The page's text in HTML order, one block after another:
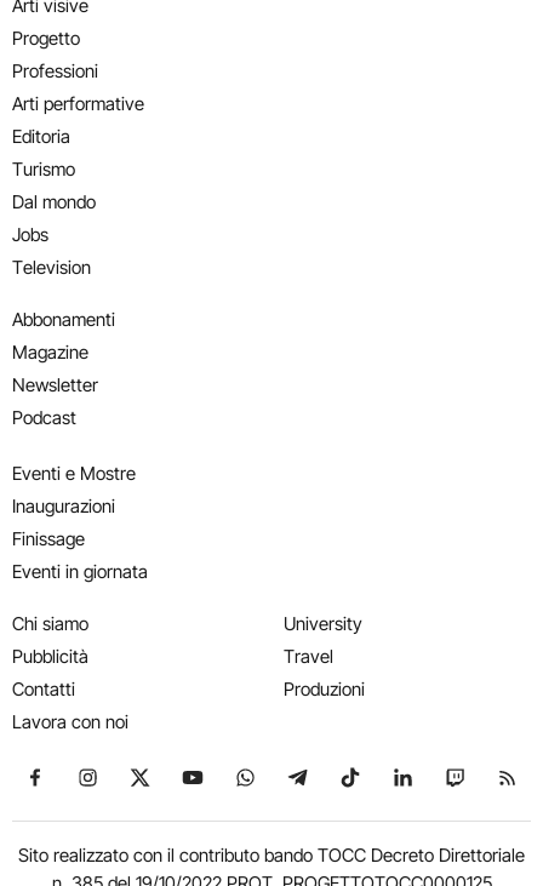
Arti visive
Progetto
Professioni
Arti performative
Editoria
Turismo
Dal mondo
Jobs
Television
Abbonamenti
Magazine
Newsletter
Podcast
Eventi e Mostre
Inaugurazioni
Finissage
Eventi in giornata
Chi siamo
Pubblicità
Contatti
Lavora con noi
University
Travel
Produzioni
Seguici su Facebook
Seguici su Instagram
Seguici su X
Seguici su YouTube
Seguici su WhatsApp
Seguici su Telegram
Seguici su TikTok
Seguici su
Seguici
Sito realizzato con il contributo bando TOCC Decreto Direttoriale